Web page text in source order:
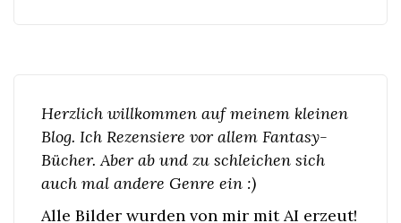
Herzlich willkommen auf meinem kleinen
Blog. Ich Rezensiere vor allem Fantasy-
Bücher. Aber ab und zu schleichen sich
auch mal andere Genre ein :)
Alle Bilder wurden von mir mit AI erzeut!